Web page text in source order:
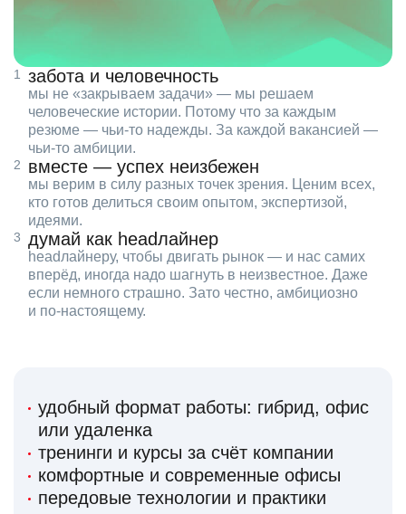
забота и человечность
мы не «закрываем задачи» — мы решаем
человеческие истории. Потому что за каждым
резюме — чьи‑то надежды. За каждой вакансией —
чьи‑то амбиции.
вместе — успех неизбежен
мы верим в силу разных точек зрения. Ценим всех,
кто готов делиться своим опытом, экспертизой,
идеями.
думай как headлайнер
headлайнеру, чтобы двигать рынок — и нас самих
вперёд, иногда надо шагнуть в неизвестное. Даже
если немного страшно. Зато честно, амбициозно
и по‑настоящему.
удобный формат работы: гибрид, офис
или удаленка
тренинги и курсы за счёт компании
комфортные и современные офисы
передовые технологии и практики